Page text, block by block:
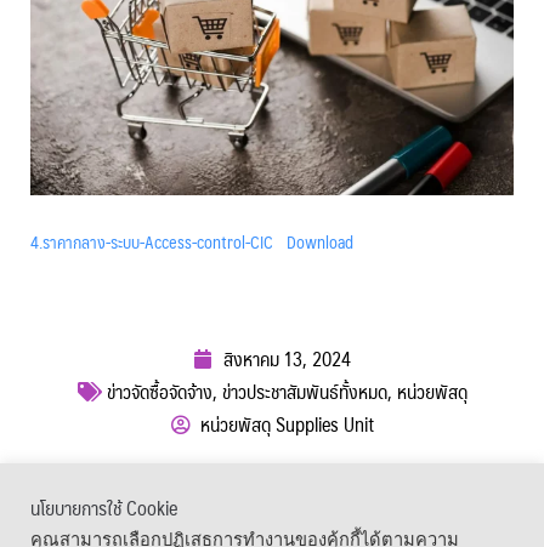
4.ราคากลาง-ระบบ-Access-control-CIC Download
สิงหาคม 13, 2024
ข่าวจัดซื้อจัดจ้าง,ข่าวประชาสัมพันธ์ทั้งหมด, หน่วยพัสดุ
หน่วยพัสดุ Supplies Unit
เมนูลัด
นโยบายการใช้ Cookie
คุณสามารถเลือกปฏิเสธการทำงานของคุ้กกี้ได้ตามความ